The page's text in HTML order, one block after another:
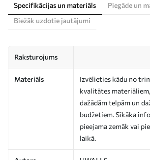
Specifikācijas un materiāls
Piegāde un
Biežāk uzdotie jautājumi
Raksturojums
Materiāls
Izvēlieties kādu no
kvalitātes
dažādām telpām un
budžetiem. Sīkāka
pieejama zemāk vai
laikā.